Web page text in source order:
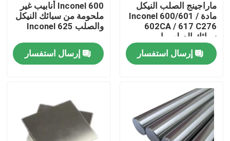
مسكن
معلومات عنا
ماراجينج الصلب النيكل
مادة Inconel 600/601 /
602CA / 617 C276
سبائك الصلب بار
إرسال استفسار
Inconel 600 أنابيب غير
ملحومة من سبائك النيكل
والصلب Inconel 625
إرسال استفسار